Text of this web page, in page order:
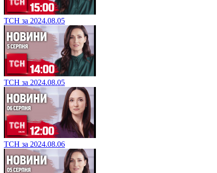
ТСН за 2024.08.05
ТСН за 2024.08.05
ТСН за 2024.08.06